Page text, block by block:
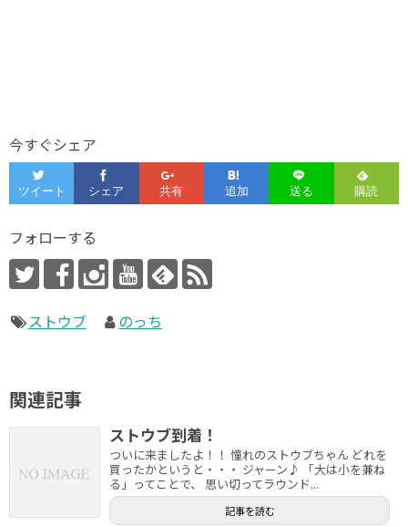
今すぐシェア
フォローする
ストウブ のっち
関連記事
ストウブ到着！
ついに来ましたよ！！ 憧れのストウブちゃん どれを
買ったかというと・・・ ジャーン♪ 「大は小を兼ね
る」ってことで、 思い切ってラウンド...
記事を読む